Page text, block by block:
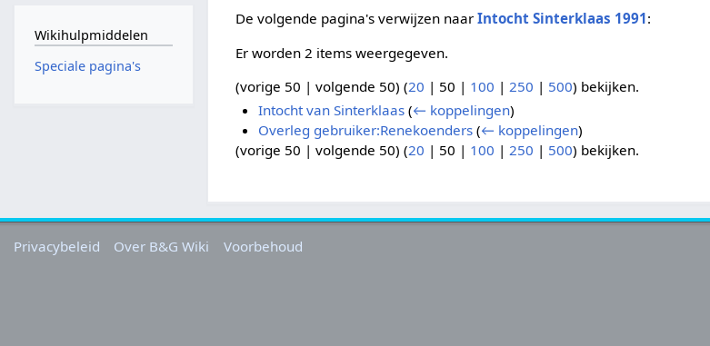
De volgende pagina's verwijzen naarIntocht Sinterklaas 1991:
Er worden 2 items weergegeven.
(vorige 50 |volgende 50) (20 | 50 | 100 | 250 | 500) bekijken.
Intocht van Sinterklaas (← koppelingen)
Overleg gebruiker:Renekoenders (← koppelingen)
(vorige 50 |volgende 50) (20 | 50 | 100 |250 | 500) bekijken.
Wikihulpmiddelen
Speciale pagina's
Privacybeleid Over B&G Wiki Voorbehoud